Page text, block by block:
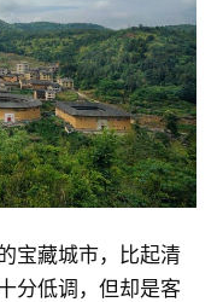
宝藏城市，比起清
分低调，但却是客